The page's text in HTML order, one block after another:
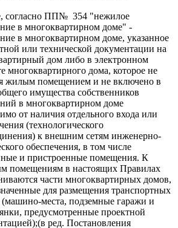
согласно ПП№ 354 "нежилое
в многоквартирном доме" -
в многоквартирном доме, указанное
или технической документации на
дом либо в электронном
многоквартирного дома, которое не
жилым помещением и не включено в
имущества собственников
в многоквартирном доме
от наличия отдельного входа или
(технологического
к внешним сетям инженерно-
обеспечения, в том числе
и пристроенные помещения. К
помещениям в настоящих Правилах
части многоквартирных домов,
для размещения транспортных
(машино-места, подземные гаражи и
предусмотренные проектной
ред. Постановления